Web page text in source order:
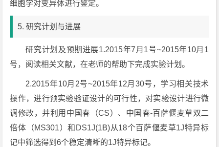
细胞学对变异体进行鉴定。
5. 研究计划与进展
研究计划及预期进展1.2015年7月1号~2015年10月1
号，阅读相关文献，在老师的帮助下完成实验计划。
2.2015年10月2号~2015年12月30号，学习相关技术
操作，进行预实验验证设计的可行性，对实验设计进行微
调修改，并利用中国春（CS）、中国春-百萨偃麦草双二
倍体（MS301）和DS1J(1B)从18个百萨偃麦草1J特异标
记中筛选得到6个稳定清晰的1J特异标记。